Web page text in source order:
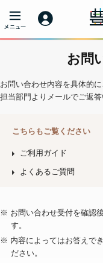
お問
お問い合わせ内容を具体的に
担当部門よりメールでご返答
こちらもご覧ください
ご利用ガイド
よくあるご質問
※ お問い合わせ受付を確認
す。
※ 内容によってはお答えで
ださい。